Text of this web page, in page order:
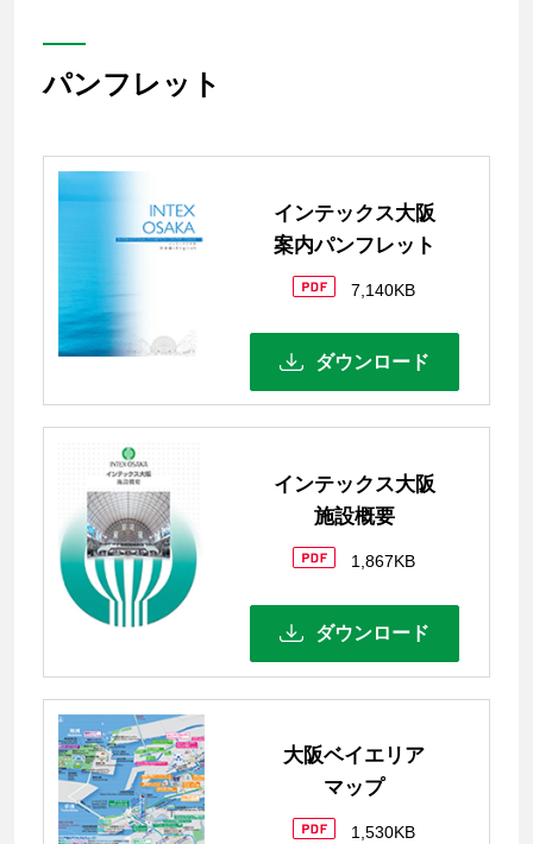
パンフレット
インテックス大阪
案内パンフレット
7,140KB
ダウンロード
インテックス大阪
施設概要
1,867KB
ダウンロード
大阪ベイエリア
マップ
1,530KB